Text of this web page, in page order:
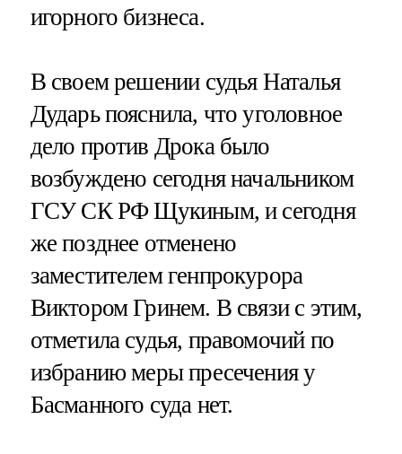
игорного бизнеса.
В своем решении судья Наталья
Дударь пояснила, что уголовное
дело против Дрока было
возбуждено сегодня начальником
ГСУ СК РФ Щукиным, и сегодня
же позднее отменено
заместителем генпрокурора
Виктором Гринем. В связи с этим,
отметила судья, правомочий по
избранию меры пресечения у
Басманного суда нет.